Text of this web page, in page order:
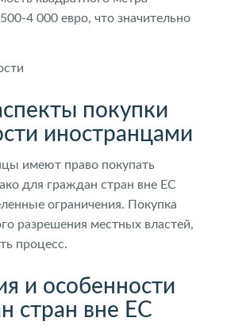
4 000 евро, что значительно
покупки
иностранцами
имеют право покупать
для граждан стран вне ЕС
ограничения. Покупка
разрешения местных властей,
процесс.
и особенности
стран вне ЕС